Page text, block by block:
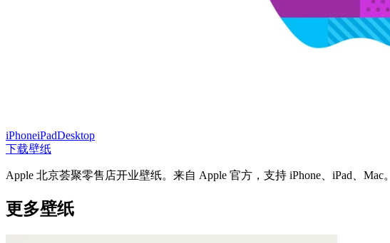
iPhoneiPadDesktop
下载壁纸
Apple 北京荟聚零售店开业壁纸。来自 Apple 官方，支持 iPhone、iPad、Mac。
更多壁纸